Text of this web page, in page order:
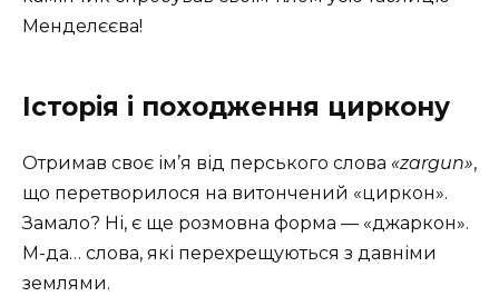
Менделєєва!
Історія і походження циркону
Отримав своє ім’я від перського слова «zargun»,
що перетворилося на витончений «циркон».
Замало? Ні, є ще розмовна форма — «джаркон».
М-да… слова, які перехрещуються з давніми
землями.